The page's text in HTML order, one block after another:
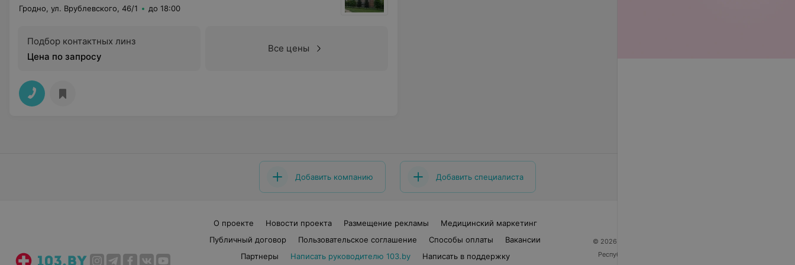
Гродно, ул. Врублевского, 46/1 до 18:00
Подбор контактных линз
Цена по запросу
Все цены
Добавить компанию Добавить специалиста
О проекте Новости проекта Размещение рекламы
Медицинский маркетинг
Публичный договор
Пользовательское соглашение Способы оплаты
Вакансии
Партнеры
Написать руководителю 103.by Написать в поддержку
© 2026 ООО «Артокс Лаб», УНП 191700409
Республика Беларусь, г. Минск, улица Толбухина, 2,